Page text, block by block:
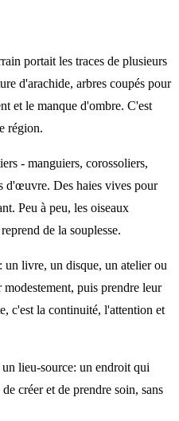
portait les traces de plusieurs
d'arachide, arbres coupés pour
et le manque d'ombre. C'est
région.
- manguiers, corossoliers,
d'œuvre. Des haies vives pour
Peu à peu, les oiseaux
de la souplesse.
livre, un disque, un atelier ou
puis prendre leur
c'est la continuité, l'attention et
lieu-source: un endroit qui
créer et de prendre soin, sans